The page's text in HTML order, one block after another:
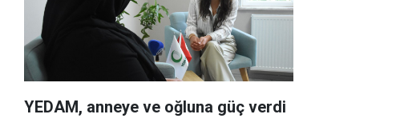
YEDAM, anneye ve oğluna güç verdi